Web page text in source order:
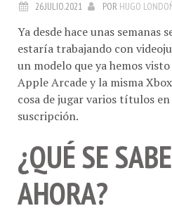
Ya desde hace unas semanas
estaría trabajando con
un modelo que ya hemos
Apple Arcade y la misma
cosa de jugar varios títulos
suscripción.
¿QUÉ SE
AHORA?